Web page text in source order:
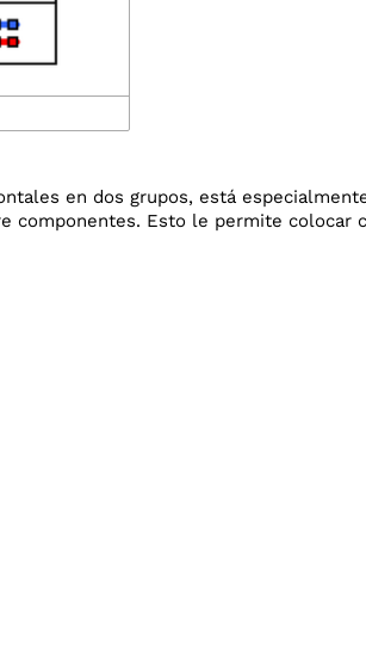
en dos grupos, está
componentes. Esto le permite colocar